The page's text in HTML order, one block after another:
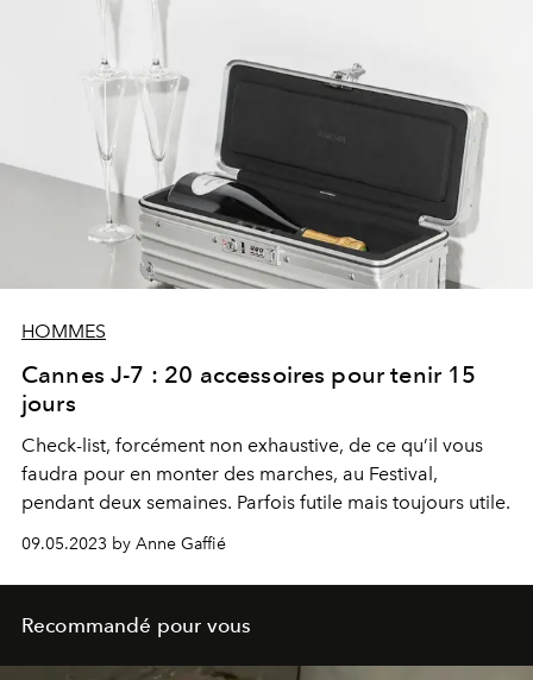
HOMMES
Cannes J-7 : 20 accessoires pour tenir 15
jours
Check-list, forcément non exhaustive, de ce qu’il vous
faudra pour en monter des marches, au Festival,
pendant deux semaines. Parfois futile mais toujours utile.
09.05.2023 by Anne Gaffié
Recommandé pour vous